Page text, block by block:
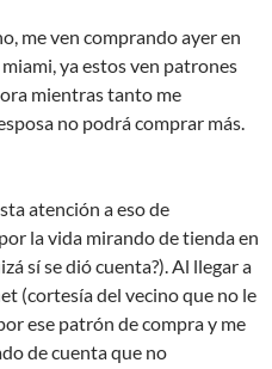
me ven comprando ayer en
ya estos ven patrones
mientras tanto me
no podrá comprar más.
atención a eso de
la vida mirando de tienda en
sí se dió cuenta?). Al llegar a
(cortesía del vecino que no le
ese patrón de compra y me
de cuenta que no